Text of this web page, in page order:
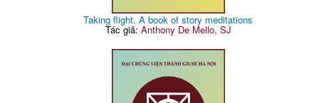
Taking flight. A book of story meditations
Tác giả: Anthony De Mello, SJ